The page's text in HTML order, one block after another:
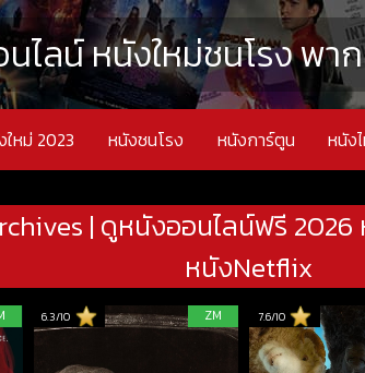
ไลน์ หนังใหม่ชนโรง พา
ใหม่ 2023 หนังชนโรง หนังการ์ตูน หนัง
| ดูหนังออนไลน์ฟรี
หนังNetflix
6.3/10 ZM 7.6/10